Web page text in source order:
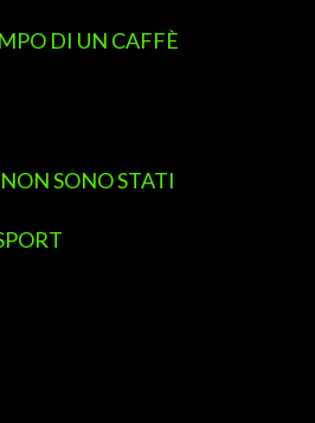
DI UN CAFFÈ
SONO STATI